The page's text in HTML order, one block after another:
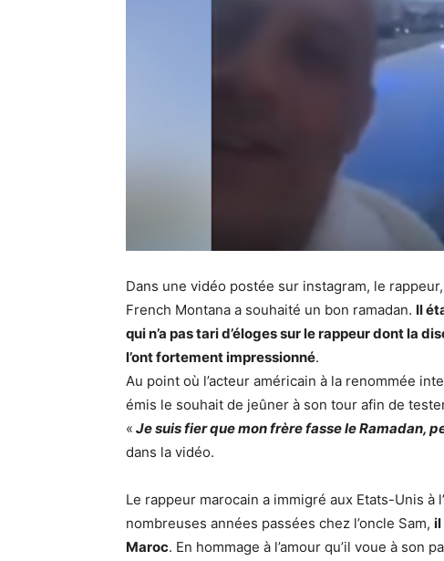
Dans une vidéo postée sur instagram, le
French Montana a souhaité un bon ramadan. Il
qui n’a pas tari d’éloges sur le rappeur dont la
l’ont fortement impressionné.
Au point où l’acteur américain à la renommée
émis le souhait de jeûner à son tour afin de
« Je suis fier que mon frère fasse le Ramadan,
dans la vidéo.
Le rappeur marocain a immigré aux Etats-Unis à
nombreuses années passées chez l’oncle Sam, il
Maroc. En hommage à l’amour qu’il voue à